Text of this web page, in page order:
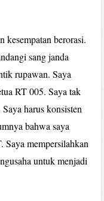
kesempatan berorasi.
sang janda
rupawan. Saya
RT 005. Saya tak
harus konsisten
bahwa saya
Saya mempersilahkan
untuk menjadi